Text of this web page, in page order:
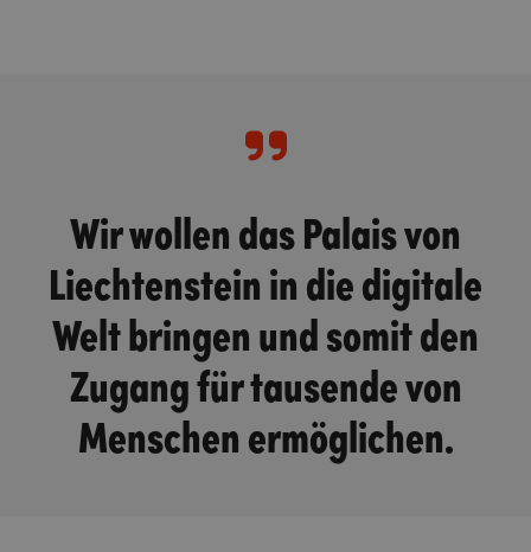
Wir wollen das Palais von
Liechtenstein in die digitale
Welt bringen und somit den
Zugang für tausende von
Menschen ermöglichen.